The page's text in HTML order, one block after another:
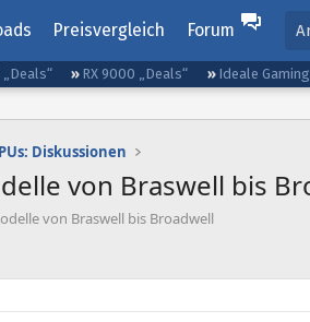
Preisvergleich Forum
„Deals“ RX 9000 „Deals“ Ideale
Diskussionen
von Braswell bis
von Braswell bis Broadwell